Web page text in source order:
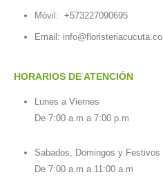
Móvil: +573227090695
Email: info@floristeriacucuta.co
HORARIOS DE ATENCIÓN
Lunes a Viernes
De 7:00 a.m a 7:00 p.m
Sabados, Domingos y Festivos
De 7:00 a.m a 11:00 a.m